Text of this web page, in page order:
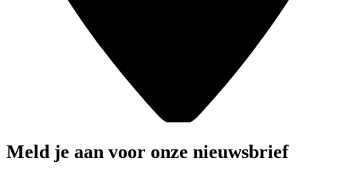
Meld je aan voor onze nieuwsbrief